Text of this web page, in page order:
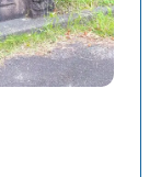
を感じら
、自然環
たりとし